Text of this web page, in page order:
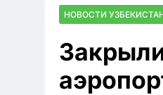
НОВОСТИ